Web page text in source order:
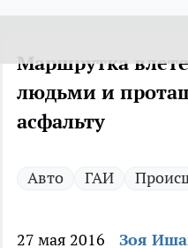
Маршрутка
людьми и
асфальту
Авто ГАИ
27 мая 2016
Зоя